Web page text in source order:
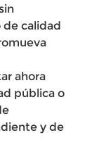
de calidad
ahora
pública o
y de